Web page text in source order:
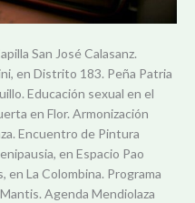
San José Calasanz.
en Distrito 183. Peña Patria
Educación sexual en el
en Flor. Armonización
Encuentro de Pintura
en Espacio Pao
en La Colombina. Programa
Agenda Mendiolaza